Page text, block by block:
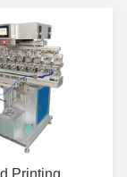
Printing